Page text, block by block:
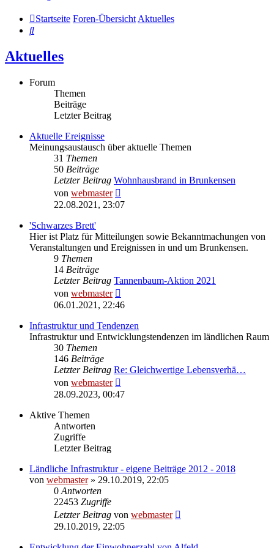
Startseite Foren-ÜbersichtAktuelles
Suche
Aktuelles
Forum
Themen
Beiträge
Letzter Beitrag
Aktuelle Ereignisse
Meinungsaustausch über aktuelle Themen
31 Themen
50 Beiträge
Letzter Beitrag Wohnhausbrand in Brunkensen
von webmaster
Beitrag
22.08.2021, 23:07
'Schwarzes Brett'
Hier ist Platz für Mitteilungen sowie Bekanntmachungen von
Veranstaltungen und Ereignissen in und um Brunkensen.
9 Themen
14 Beiträge
Letzter Beitrag Tannenbaum-Aktion 2021
von webmaster
Beitrag
06.01.2021, 22:46
Infrastruktur und Tendenzen
Infrastruktur und Entwicklungstendenzen im ländlichen Raum
30 Themen
146 Beiträge
Letzter Beitrag Re: Gleichwertige Lebensverhä…
von webmaster
Beitrag
28.09.2023, 00:47
Aktive Themen
Antworten
Zugriffe
Letzter Beitrag
Ländliche Infrastruktur - eigene Beiträge 2012 - 2018
von webmaster» 29.10.2019, 22:05
0 Antworten
22453 Zugriffe
Letzter Beitrag von webmaster
29.10.2019, 22:05